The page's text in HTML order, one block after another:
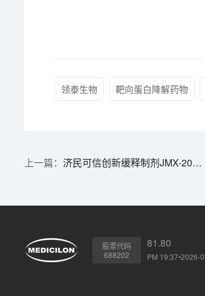
领泰生物 靶向蛋白降解药物
济民可信创新缓释制剂JMX-2005注射液获批临床 | 1分钟药闻速览
股票代码
688202
81.80
PM 19:37•2026-